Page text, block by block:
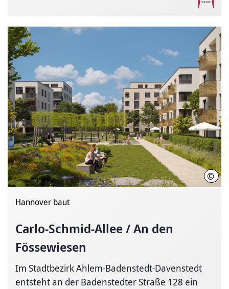
©
Hannover baut
Carlo-Schmid-Allee/ An den
Fössewiesen
Im Stadtbezirk Ahlem-Badenstedt-Davenstedt
entsteht an der Badenstedter Straße 128 ein